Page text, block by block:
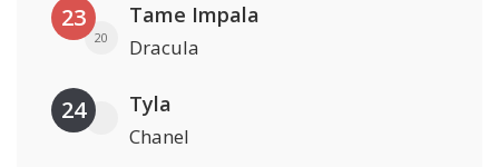
23
20
Tame Impala
Dracula
24 Tyla
Chanel